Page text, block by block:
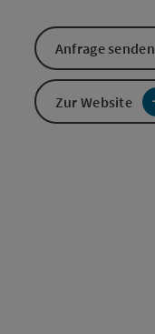
Anfrage senden
Zur Website